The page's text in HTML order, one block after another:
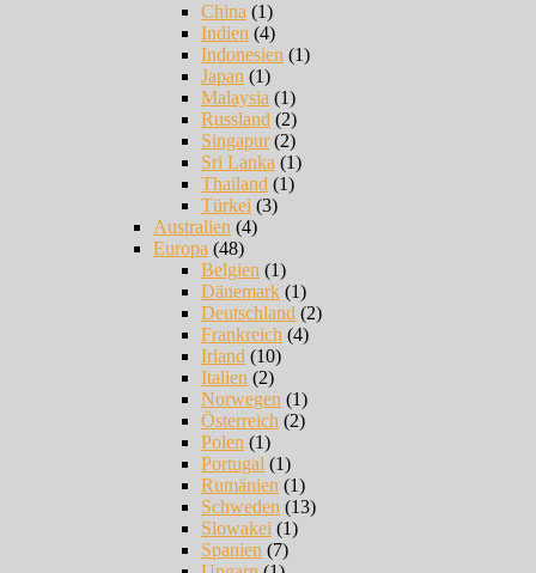
China (1)
Indien (4)
Indonesien (1)
Japan (1)
Malaysia (1)
Russland (2)
Singapur(2)
Sri Lanka (1)
Thailand (1)
Türkei (3)
Australien (4)
Europa (48)
Belgien (1)
Dänemark (1)
Deutschland (2)
Frankreich (4)
Irland (10)
Italien (2)
Norwegen (1)
Österreich (2)
Polen (1)
Portugal (1)
Rumänien (1)
Schweden (13)
Slowakei (1)
Spanien (7)